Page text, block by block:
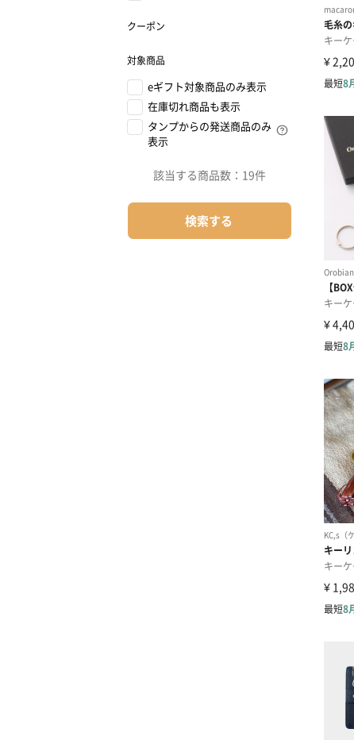
クーポン
対象商品
eギフト対象商品のみ表示
在庫切れ商品も表示
タンプからの発送商品のみ
表示
該当する商品数： 19件
検索する